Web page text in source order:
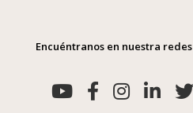
Encuéntranos en nuestra redes